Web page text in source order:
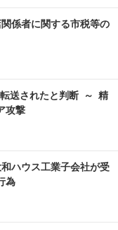
係者に関する市税等の
送されたと判断 ～ 精
攻撃
ハウス工業子会社が受
為